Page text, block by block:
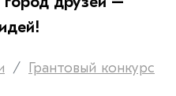
Грантовый конкурс